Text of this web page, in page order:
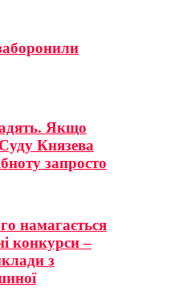
Якщо
Князева
запросто
намагається
конкурси –
з